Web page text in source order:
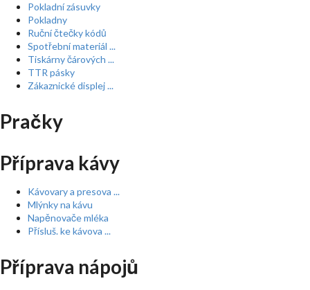
Pokladní zásuvky
Pokladny
Ruční čtečky kódů
Spotřební materiál ...
Tiskárny čárových ...
TTR pásky
Zákaznické displej ...
Pračky
Příprava kávy
Kávovary a presova ...
Mlýnky na kávu
Napěnovače mléka
Přísluš. ke kávova ...
Příprava nápojů